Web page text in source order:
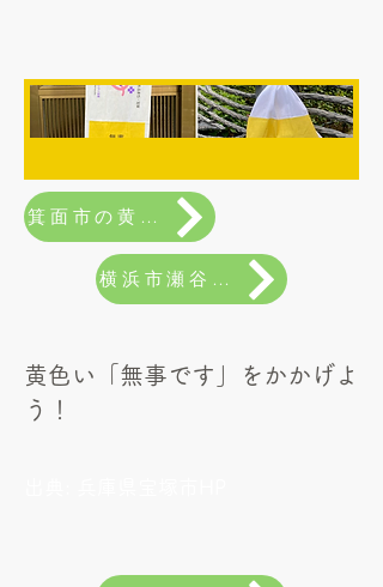
箕面市の黄色いハンカチ作戦 pdf
横浜市瀬谷区谷戸自治会の取り組み
​黄色い「無事です」をかかげよ
う！